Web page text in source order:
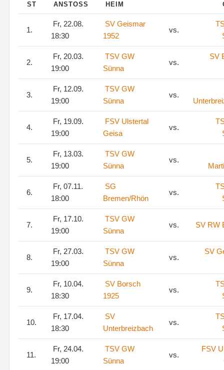
ST ANSTOSS HEIM
1.
Fr, 22.08.
18:30
SV Geismar
1952
vs.
2.
Fr, 20.03.
19:00
TSV GW
Sünna
vs.
SV
3.
Fr, 12.09.
19:00
TSV GW
Sünna
vs.
4.
Fr, 19.09.
19:00
FSV Ulstertal
Geisa
vs.
5.
Fr, 13.03.
19:00
TSV GW
Sünna
vs.
6.
Fr, 07.11.
18:00
SG
Bremen/Rhön
vs.
7.
Fr, 17.10.
19:00
TSV GW
Sünna
vs. SV RW
8.
Fr, 27.03.
19:00
TSV GW
Sünna
vs.
SV
9.
Fr, 10.04.
18:30
SV Borsch
1925
vs.
10.
Fr, 17.04.
18:30
SV
Unterbreizbach
vs.
11.
Fr, 24.04.
19:00
TSV GW
Sünna
vs.
FSV